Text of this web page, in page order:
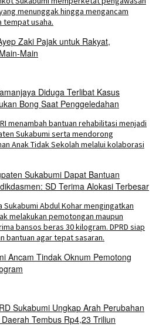
Zaki Pajak untuk Rakyat,
Main
Diduga Terlibat Kasus
Bong Saat Penggeledahan
Sukabumi Dapat Bantuan
SD Terima Alokasi Terbesar
Ancam Tindak Oknum Pemotong
Sukabumi Ungkap Arah Perubahan
Tembus Rp4,23 Triliun